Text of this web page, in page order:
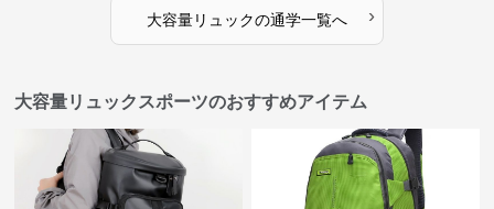
大容量リュックの通学一覧へ ›
大容量リュックスポーツのおすすめアイテム